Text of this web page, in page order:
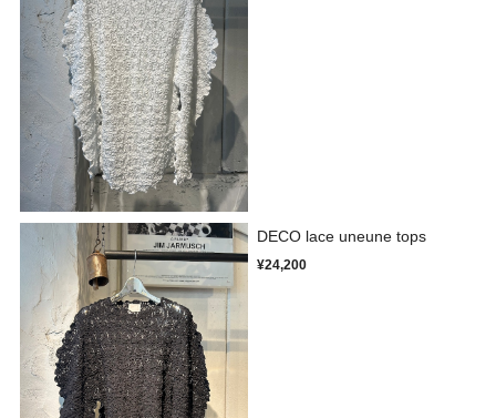
DECO lace uneune tops
¥24,200